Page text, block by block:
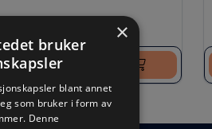
Logg inn for å kjøpe
×
bruker
blant annet
som bruker i form av
Denne